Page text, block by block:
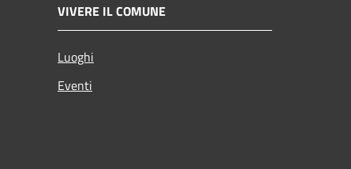
VIVERE IL COMUNE
Luoghi
Eventi